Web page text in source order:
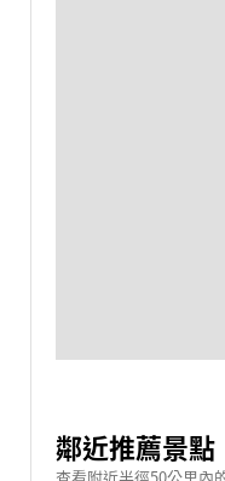
鄰近推薦景點